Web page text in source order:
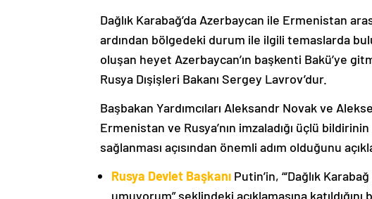
Dağlık Karabağ’da Azerbaycan ile Ermenistan
ardından bölgedeki durum ile ilgili temaslarda
oluşan heyet Azerbaycan’ın başkenti Bakü’ye
Rusya Dışişleri Bakanı Sergey Lavrov’dur.
Başbakan Yardımcıları Aleksandr Novak ve
Ermenistan ve Rusya’nın imzaladığı üçlü
sağlanması açısından önemli adım olduğunu
Rusya Devlet Başkanı Putin’in, “‘Dağlık
umuyorum” şeklindeki açıklamasına